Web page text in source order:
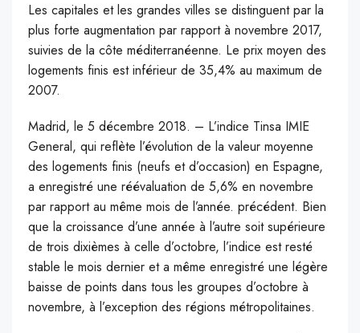
Les capitales et les grandes villes se distinguent par la
plus forte augmentation par rapport à novembre 2017,
suivies de la côte méditerranéenne. Le prix moyen des
logements finis est inférieur de 35,4% au maximum de
2007.
Madrid, le 5 décembre 2018. – L’indice Tinsa IMIE
General, qui reflète l’évolution de la valeur moyenne
des logements finis (neufs et d’occasion) en Espagne,
a enregistré une réévaluation de 5,6% en novembre
par rapport au même mois de l’année. précédent. Bien
que la croissance d’une année à l’autre soit supérieure
de trois dixièmes à celle d’octobre, l’indice est resté
stable le mois dernier et a même enregistré une légère
baisse de points dans tous les groupes d’octobre à
novembre, à l’exception des régions métropolitaines.